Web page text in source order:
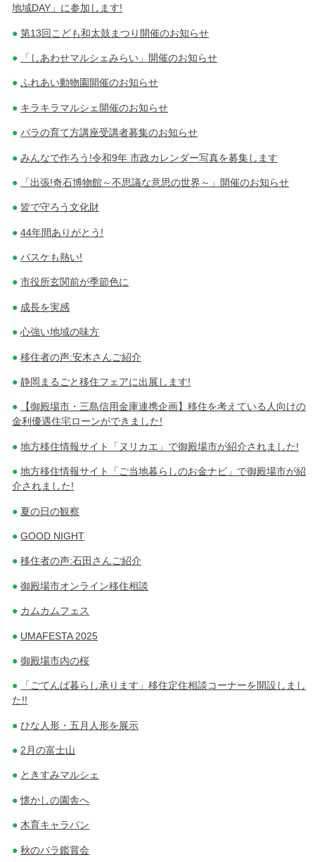
地域DAY」に参加します!
第13回こども和太鼓まつり開催のお知らせ
「しあわせマルシェみらい」開催のお知らせ
ふれあい動物園開催のお知らせ
キラキラマルシェ開催のお知らせ
バラの育て方講座受講者募集のお知らせ
みんなで作ろう!令和9年 市政カレンダー写真を募集します
「出張!奇石博物館～不思議な意思の世界～」開催のお知らせ
皆で守ろう文化財
44年間ありがとう!
バスケも熱い!
市役所玄関前が季節色に
成長を実感
心強い地域の味方
移住者の声:安木さんご紹介
静岡まるごと移住フェアに出展します!
【御殿場市・三島信用金庫連携企画】移住を考えている人向けの
金利優遇住宅ローンができました!
地方移住情報サイト「ヌリカエ」で御殿場市が紹介されました!
地方移住情報サイト「ご当地暮らしのお金ナビ」で御殿場市が紹
介されました!
夏の日の観察
GOOD NIGHT
移住者の声:石田さんご紹介
御殿場市オンライン移住相談
カムカムフェス
UMAFESTA 2025
御殿場市内の桜
「ごてんば暮らし承ります」移住定住相談コーナーを開設しまし
た!!
ひな人形・五月人形を展示
2月の富士山
ときすみマルシェ
懐かしの園舎へ
木育キャラバン
秋のバラ鑑賞会